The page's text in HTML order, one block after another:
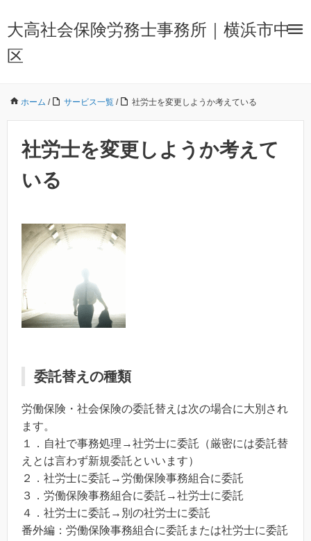
大高社会保険労務士事務所｜横浜市中
区
ホーム / サービス一覧 / 社労士を変更しようか考えている
社労士を変更しようか考えて
いる
委託替えの種類
労働保険・社会保険の委託替えは次の場合に大別され
ます。
１．自社で事務処理→社労士に委託（厳密には委託替
えとは言わず新規委託といいます）
２．社労士に委託→労働保険事務組合に委託
３．労働保険事務組合に委託→社労士に委託
４．社労士に委託→別の社労士に委託
番外編：労働保険事務組合に委託または社労士に委託